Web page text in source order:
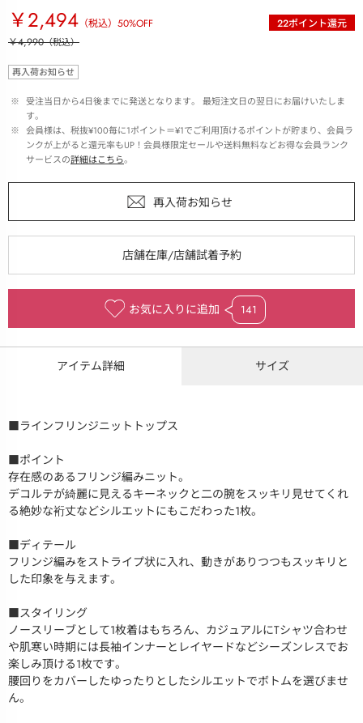
￥2,494 （税込） 50%OFF 22ポイント還元
￥4,990（税込）
再入荷お知らせ
※ 受注当日から4日後までに発送となります。 最短注文日の翌日にお届けいたしま
す。
※ 会員様は、税抜¥100毎に1ポイント＝¥1でご利用頂けるポイントが貯まり、会員ラ
ンクが上がると還元率もUP！会員様限定セールや送料無料などお得な会員ランク
サービスの詳細はこちら。
お気に入りに追加 141
アイテム詳細 サイズ
■ラインフリンジニットトップス
■ポイント
存在感のあるフリンジ編みニット。
デコルテが綺麗に見えるキーネックと二の腕をスッキリ見せてくれ
る絶妙な裄丈などシルエットにもこだわった1枚。
■ディテール
フリンジ編みをストライプ状に入れ、動きがありつつもスッキリと
した印象を与えます。
■スタイリング
ノースリーブとして1枚着はもちろん、カジュアルにTシャツ合わせ
や肌寒い時期には長袖インナーとレイヤードなどシーズンレスでお
楽しみ頂ける1枚です。
腰回りをカバーしたゆったりとしたシルエットでボトムを選びませ
ん。